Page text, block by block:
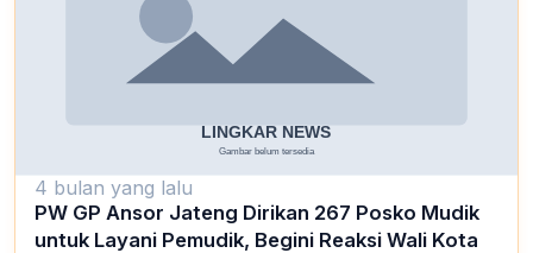
4 bulan yang lalu
PW GP Ansor Jateng Dirikan 267 Posko Mudik
untuk Layani Pemudik, Begini Reaksi Wali Kota